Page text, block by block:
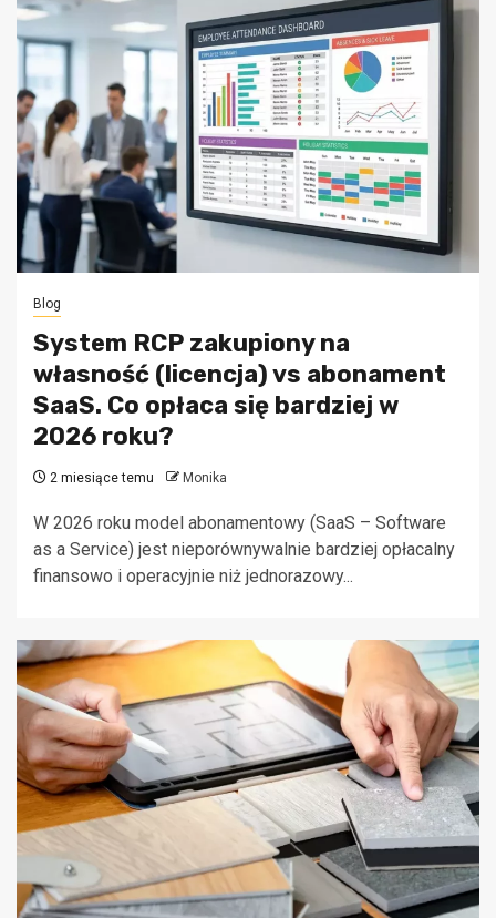
Blog
System RCP zakupiony na
własność (licencja) vs abonament
SaaS. Co opłaca się bardziej w
2026 roku?
2 miesiące temu Monika
W 2026 roku model abonamentowy (SaaS – Software
as a Service) jest nieporównywalnie bardziej opłacalny
finansowo i operacyjnie niż jednorazowy...